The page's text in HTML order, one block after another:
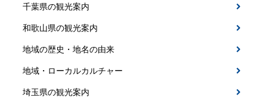
千葉県の観光案内
和歌山県の観光案内
地域の歴史・地名の由来
地域・ローカルカルチャー
埼玉県の観光案内